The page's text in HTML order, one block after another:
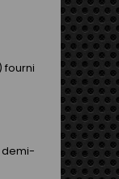
fourni
demi-